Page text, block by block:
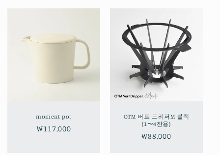
moment pot
정
₩117,000
OTM 버트 드리퍼M 블랙
(1〜4잔용)
정
₩88,000